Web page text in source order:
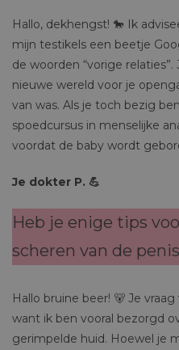
Hallo, dekhengst! 🐎 Ik
mijn testikels een beetje
de woorden “vorige
nieuwe wereld voor je
van was. Als je toch bezig
spoedcursus in menselijke
voordat de baby wordt
Je dokter P. 💪
Heb je enige tips
scheren van de
Hallo bruine beer! 🐻 Je
want ik ben vooral bezorgd
gerimpelde huid. Hoewel je